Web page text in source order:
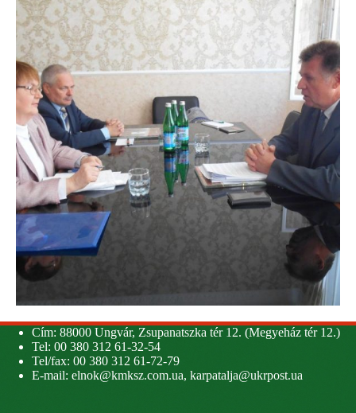
Cím: 88000 Ungvár, Zsupanatszka tér 12. (Megyeház tér 12.)
Tel: 00 380 312 61-32-54
Tel/fax: 00 380 312 61-72-79
E-mail: elnok@kmksz.com.ua, karpatalja@ukrpost.ua